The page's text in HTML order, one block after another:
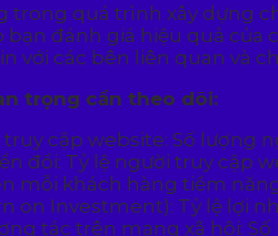
trong quá trình xây dựng
bạn đánh giá hiệu quả
với các bên liên quan và
trọng cần theo dõi:
cập website: Số lượng
đổi: Tỷ lệ người truy cập
mỗi khách hàng tiềm
on Investment): Tỷ lệ lợi
tác trên mạng xã hội: